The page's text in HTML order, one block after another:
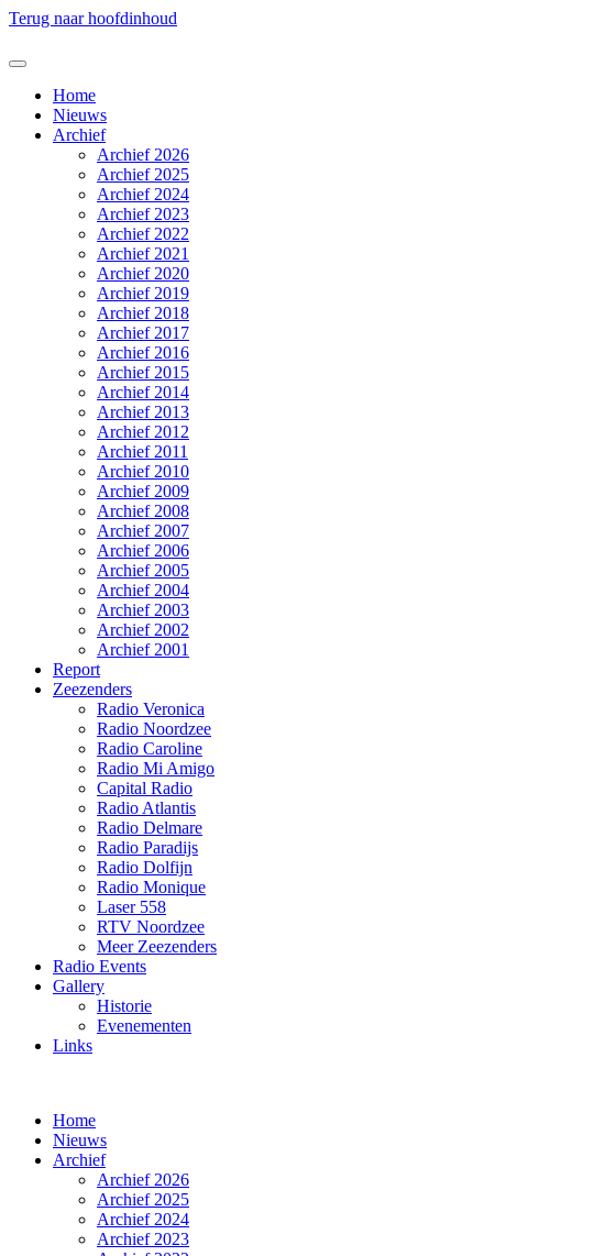
Terug naar hoofdinhoud
Home
Nieuws
Archief
Archief 2026
Archief 2025
Archief 2024
Archief 2023
Archief 2022
Archief 2021
Archief 2020
Archief 2019
Archief 2018
Archief 2017
Archief 2016
Archief 2015
Archief 2014
Archief 2013
Archief 2012
Archief 2011
Archief 2010
Archief 2009
Archief 2008
Archief 2007
Archief 2006
Archief 2005
Archief 2004
Archief 2003
Archief 2002
Archief 2001
Report
Zeezenders
Radio Veronica
Radio Noordzee
Radio Caroline
Radio Mi Amigo
Capital Radio
Radio Atlantis
Radio Delmare
Radio Paradijs
Radio Dolfijn
Radio Monique
Laser 558
RTV Noordzee
Meer Zeezenders
Radio Events
Gallery
Historie
Evenementen
Links
Home
Nieuws
Archief
Archief 2026
Archief 2025
Archief 2024
Archief 2023